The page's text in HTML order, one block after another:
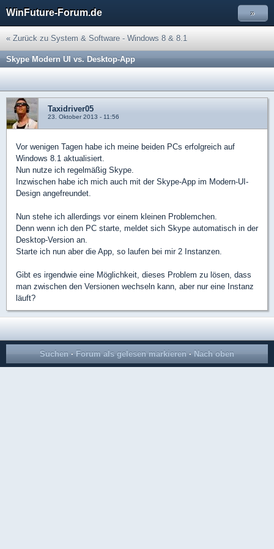
WinFuture-Forum.de »
« Zurück zu System & Software - Windows 8 & 8.1
Skype Modern UI vs. Desktop-App
Taxidriver05
23. Oktober 2013 - 11:56
Vor wenigen Tagen habe ich meine beiden PCs erfolgreich auf
Windows 8.1 aktualisiert.
Nun nutze ich regelmäßig Skype.
Inzwischen habe ich mich auch mit der Skype-App im Modern-UI-
Design angefreundet.
Nun stehe ich allerdings vor einem kleinen Problemchen.
Denn wenn ich den PC starte, meldet sich Skype automatisch in der
Desktop-Version an.
Starte ich nun aber die App, so laufen bei mir 2 Instanzen.
Gibt es irgendwie eine Möglichkeit, dieses Problem zu lösen, dass
man zwischen den Versionen wechseln kann, aber nur eine Instanz
läuft?
Suchen · Forum als gelesen markieren · Nach oben